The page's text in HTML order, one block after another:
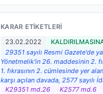
KARAR ETIKETLERI
23.02.2022
29351 sayılı Resmi Gazete'de
Yönetmelik'in 26. maddesinin 2.
1. fıkrasının 2. cümlesinde yer
karşı açılan davada, 2577 sayılı
K29351 md.26
K2577 md.6